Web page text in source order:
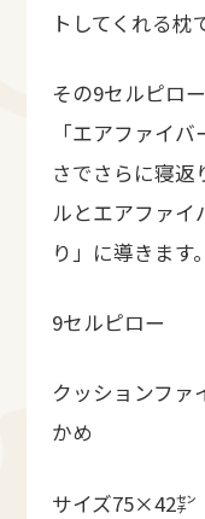
トしてくれる枕
その9セルピロ
「エアファイ
さでさらに寝返
ルとエアファイ
り」に導きます。
9セルピロー
クッションフ
かめ
サイズ75×42㌢